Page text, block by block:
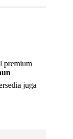
premium
juga